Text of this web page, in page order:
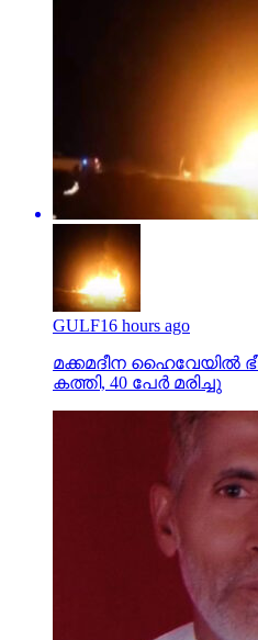
GULF16 hours ago
മക്കമദീന ഹൈവേയില്‍
കത്തി, 40 പേര്‍ മരിച്ചു